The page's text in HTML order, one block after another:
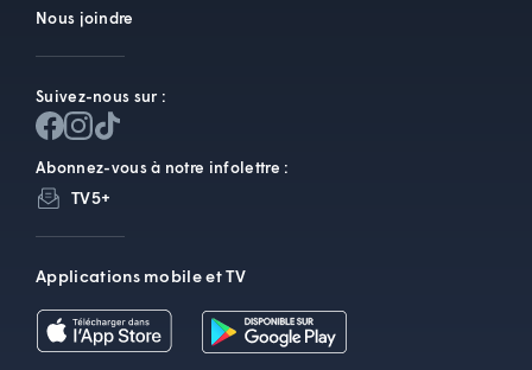
Nous joindre
Suivez-nous sur :
Abonnez-vous à notre infolettre :
TV5+
Applications mobile et TV